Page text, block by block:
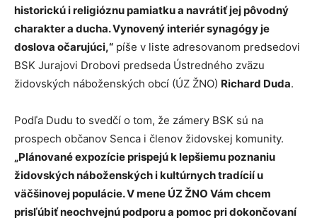
historickú i religióznu pamiatku a navrátiť jej pôvodný
charakter a ducha. Vynovený interiér synagógy je
doslova očarujúci,“ píše v liste adresovanom predsedovi
BSK Jurajovi Drobovi predseda Ústredného zväzu
židovských náboženských obcí (ÚZ ŽNO) Richard Duda.
Podľa Dudu to svedčí o tom, že zámery BSK sú na
prospech občanov Senca i členov židovskej komunity.
„Plánované expozície prispejú k lepšiemu poznaniu
židovských náboženských i kultúrnych tradícií u
väčšinovej populácie. V mene ÚZ ŽNO Vám chcem
prisľúbiť neochvejnú podporu a pomoc pri dokončovaní